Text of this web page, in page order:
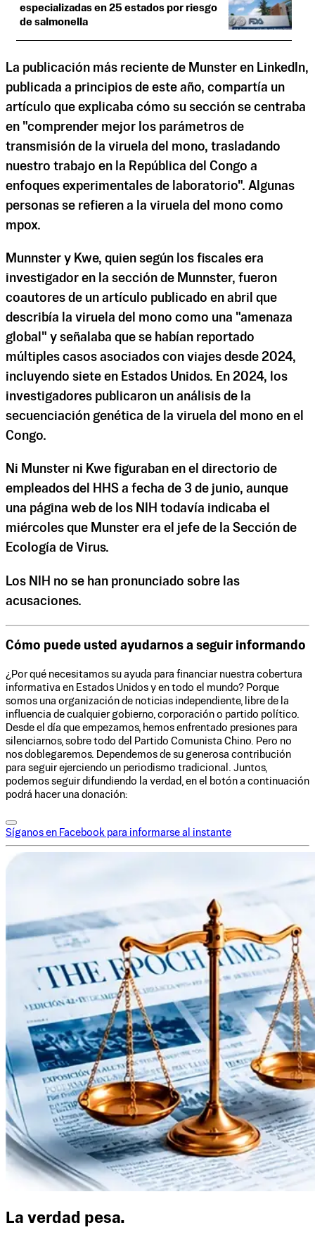
especializadas en 25 estados por riesgo
de salmonella
La publicación más reciente de Munster en LinkedIn,
publicada a principios de este año, compartía un
artículo que explicaba cómo su sección se centraba
en "comprender mejor los parámetros de
transmisión de la viruela del mono, trasladando
nuestro trabajo en la República del Congo a
enfoques experimentales de laboratorio". Algunas
personas se refieren a la viruela del mono como
mpox.
Munnster y Kwe, quien según los fiscales era
investigador en la sección de Munnster, fueron
coautores de un artículo publicado en abril que
describía la viruela del mono como una "amenaza
global" y señalaba que se habían reportado
múltiples casos asociados con viajes desde 2024,
incluyendo siete en Estados Unidos. En 2024, los
investigadores publicaron un análisis de la
secuenciación genética de la viruela del mono en el
Congo.
Ni Munster ni Kwe figuraban en el directorio de
empleados del HHS a fecha de 3 de junio, aunque
una página web de los NIH todavía indicaba el
miércoles que Munster era el jefe de la Sección de
Ecología de Virus.
Los NIH no se han pronunciado sobre las
acusaciones.
Cómo puede usted ayudarnos a seguir informando
¿Por qué necesitamos su ayuda para financiar nuestra cobertura
informativa en Estados Unidos y en todo el mundo? Porque
somos una organización de noticias independiente, libre de la
influencia de cualquier gobierno, corporación o partido político.
Desde el día que empezamos, hemos enfrentado presiones para
silenciarnos, sobre todo del Partido Comunista Chino. Pero no
nos doblegaremos. Dependemos de su generosa contribución
para seguir ejerciendo un periodismo tradicional. Juntos,
podemos seguir difundiendo la verdad, en el botón a continuación
podrá hacer una donación:
Síganos en Facebook para informarse al instante
La verdad pesa.